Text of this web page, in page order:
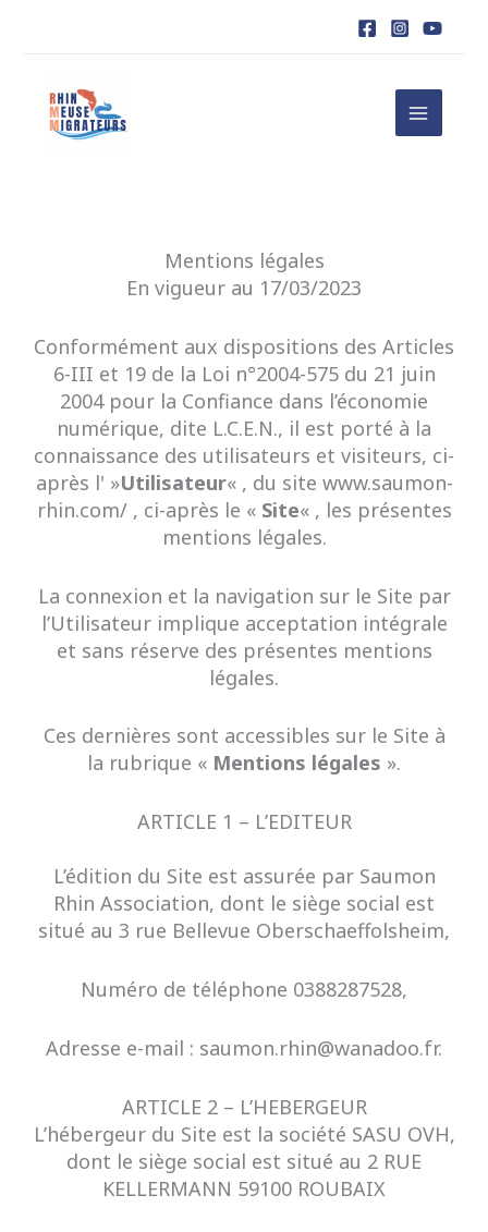
Mentions légales
En vigueur au 17/03/2023
Conformément aux dispositions des Articles
6-III et 19 de la Loi n°2004-575 du 21 juin
2004 pour la Confiance dans l’économie
numérique, dite L.C.E.N., il est porté à la
connaissance des utilisateurs et visiteurs, ci-
après l' »Utilisateur« , du site www.saumon-
rhin.com/ , ci-après le « Site« , les présentes
mentions légales.
La connexion et la navigation sur le Site par
l’Utilisateur implique acceptation intégrale
et sans réserve des présentes mentions
légales.
Ces dernières sont accessibles sur le Site à
la rubrique « Mentions légales ».
ARTICLE 1 – L’EDITEUR
L’édition du Site est assurée par Saumon
Rhin Association, dont le siège social est
situé au 3 rue Bellevue Oberschaeffolsheim,
Numéro de téléphone 0388287528,
Adresse e-mail : saumon.rhin@wanadoo.fr.
ARTICLE 2 – L’HEBERGEUR
L’hébergeur du Site est la société SASU OVH,
dont le siège social est situé au 2 RUE
KELLERMANN 59100 ROUBAIX